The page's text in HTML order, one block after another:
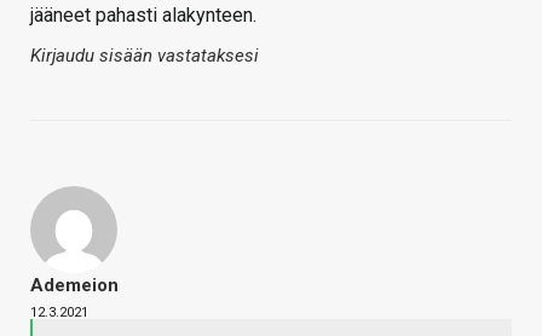
jääneet pahasti alakynteen.
Kirjaudu sisään vastataksesi
Ademeion
12.3.2021